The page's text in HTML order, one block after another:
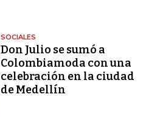
SOCIALES
Don Julio se sumó a
Colombiamoda con una
celebración en la ciudad
de Medellín